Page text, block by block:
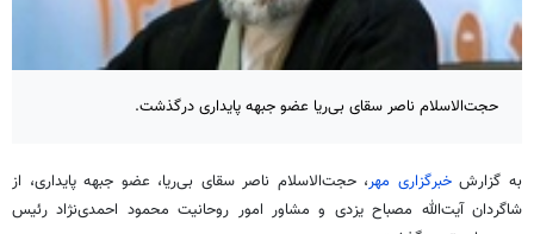
حجت‌الاسلام ناصر سقای بی‌ریا عضو جبهه پایداری درگذشت.
به گزارشخبرگزاری مهر، حجت‌الاسلام ناصرسقای بی‌ریا، عضو جبهه پایداری، از
شاگردان آیت‌الله مصباح یزدی و مشاور امور روحانیت محمود احمدی‌نژاد رئیس